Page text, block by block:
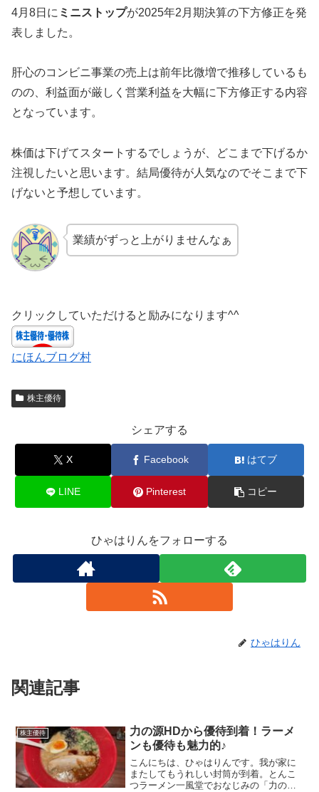
4月8日に ミニストップが2025年2月期決算の下方修正を発
表しました。
肝心のコンビニ事業の売上は前年比微増で推移しているも
のの、利益面が厳しく営業利益を大幅に下方修正する内容
となっています。
株価は下げてスタートするでしょうが、どこまで下げるか
注視したいと思います。結局優待が人気なのでそこまで下
げないと予想しています。
業績がずっと上がりませんなぁ
クリックしていただけると励みになります^^
にほんブログ村
株主優待
シェアする
X Facebook はてブ
LINE Pinterest コピー
ひゃはりんをフォローする
ひゃはりん
関連記事
株主優待
力の源HDから優待到着！ラーメ
ンも優待も魅力的♪
こんにちは、ひゃはりんです。我が家に
またしてもうれしい封筒が到着。とんこ
つラーメン一風堂でおなじみの「力の源